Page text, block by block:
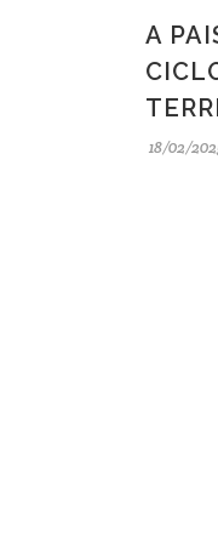
A
18/02/